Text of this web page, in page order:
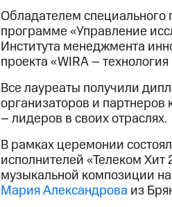
Обладателем специального
программе «Управление
Института менеджмента
проекта «WIRA –
Все лауреаты получили
организаторов и
– лидеров в своих отраслях.
В рамках церемонии
исполнителей «Телеком Хит
музыкальной композиции
Мария Александрова из